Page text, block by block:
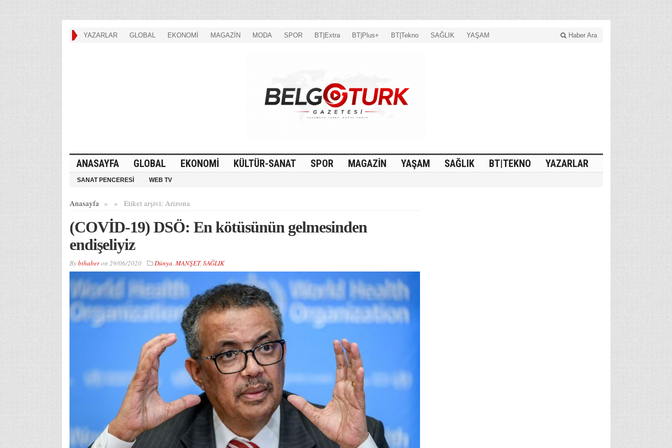
YAZARLAR GLOBAL EKONOMİ MAGAZİN MODA SPOR BT|Extra BT|Plus+ BT|Tekno SAĞLIK YAŞAM Haber Ara
ANASAYFA GLOBAL EKONOMİ KÜLTÜR-SANAT SPOR MAGAZİN YAŞAM SAĞLIK BT|TEKNO YAZARLAR
SANAT PENCERESİ WEB TV
Anasayfa » Etiket arşivi:
» Arizona
(COVİD-19) DSÖ: En kötüsünün gelmesinden
endişeliyiz
Bybthaberon 29/06/2020 Dünya, MANŞET, SAĞLIK